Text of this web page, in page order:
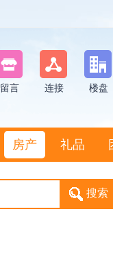
留言 连接 楼盘
房产 礼品